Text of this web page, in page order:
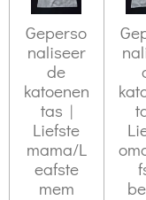
Geperso
naliseer
de
katoenen
tas |
Liefste
mama/L
eafste
mem